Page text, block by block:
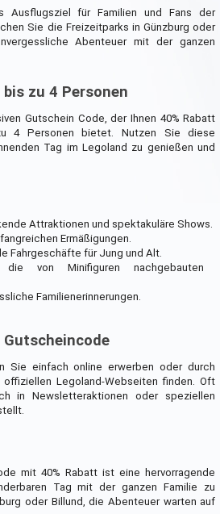
Ausflugsziel für Familien und Fans der
Sie die Freizeitparks in Günzburg oder
Abenteuer mit der ganzen
zu 4 Personen
Gutschein Code, der Ihnen 40% Rabatt
4 Personen bietet. Nutzen Sie diese
Tag im Legoland zu genießen und
Attraktionen und spektakuläre Shows.
Ermäßigungen.
Fahrgeschäfte für Jung und Alt.
von Minifiguren nachgebauten
Familienerinnerungen.
Gutscheincode
Sie einfach online erwerben oder durch
Legoland-Webseiten finden. Oft
in Newsletteraktionen oder speziellen
mit 40% Rabatt ist eine hervorragende
Tag mit der ganzen Familie zu
oder Billund, die Abenteuer warten auf